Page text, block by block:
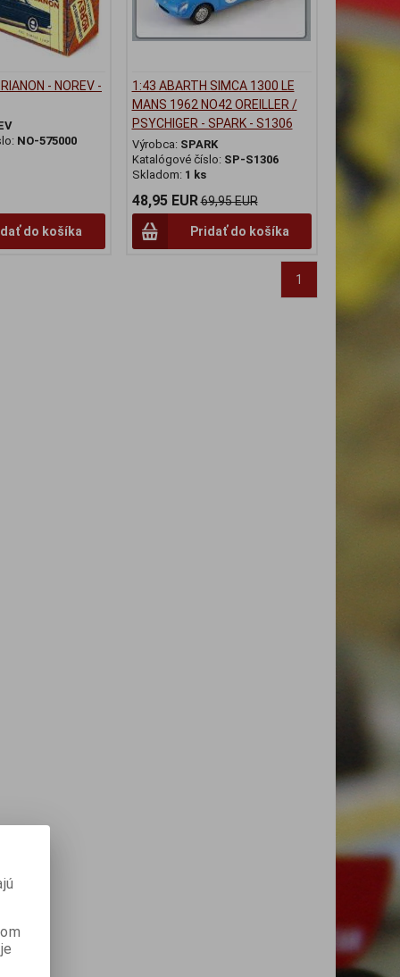
- NOREV -
NO-575000
do košíka
1:43 ABARTH SIMCA 1300 LE
MANS 1962 NO42 OREILLER /
PSYCHIGER - SPARK - S1306
Výrobca: SPARK
Katalógové číslo: SP-S1306
Skladom: 1 ks
48,95 EUR69,95 EUR
Pridať do košíka
1